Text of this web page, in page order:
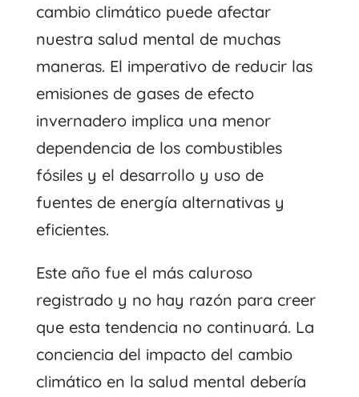
cambio climático puede afectar
nuestra salud mental de muchas
maneras. El imperativo de reducir las
emisiones de gases de efecto
invernadero implica una menor
dependencia de los combustibles
fósiles y el desarrollo y uso de
fuentes de energía alternativas y
eficientes.
Este año fue el más caluroso
registrado y no hay razón para creer
que esta tendencia no continuará. La
conciencia del impacto del cambio
climático en la salud mental debería